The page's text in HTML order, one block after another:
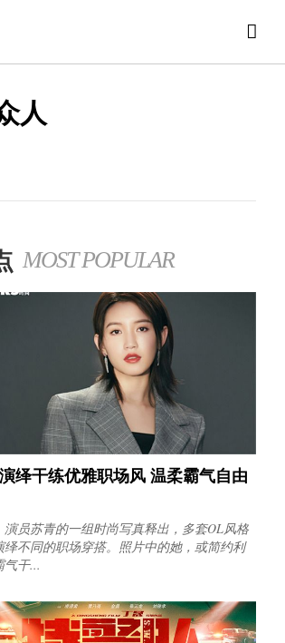
人
MOST POPULAR
绎干练优雅职场风 温柔霸气自由
演员苏青的一组时尚写真释出，多套OL风格
绎不同的职场穿搭。照片中的她，或简约利
气干...